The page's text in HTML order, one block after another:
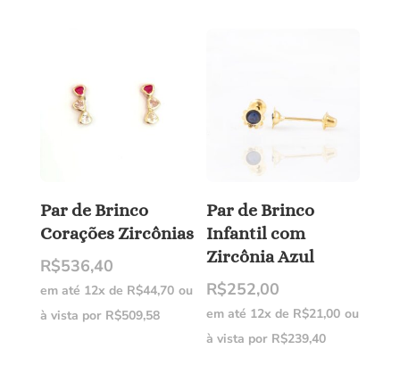
Par de Brinco
Corações Zircônias
R$536,40
em até 12x de R$44,70 ou
à vista por R$509,58
Par de Brinco
Infantil com
Zircônia Azul
R$252,00
em até 12x de R$21,00 ou
à vista por R$239,40